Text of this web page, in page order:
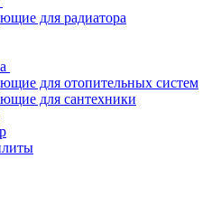
для радиатора
для отопительных систем
для сантехники